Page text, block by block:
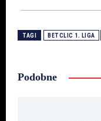
TAGI BETCLIC 1. LIGA
Podobne